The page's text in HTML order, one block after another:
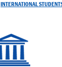
INTERNATIONAL